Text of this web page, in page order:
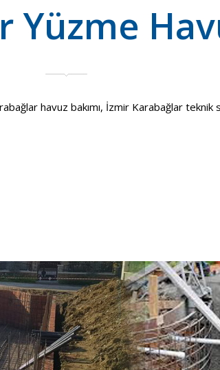
havuz bakımı, İzmir Karabağlar